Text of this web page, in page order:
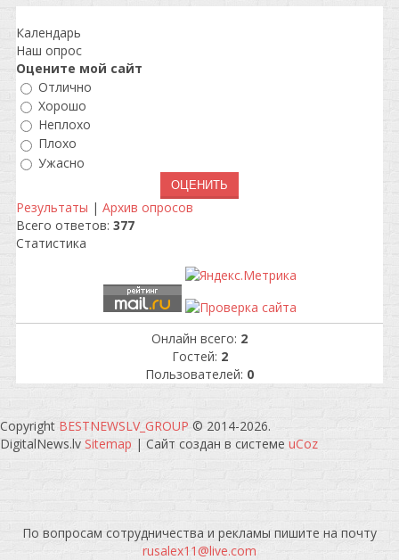
Календарь
Наш опрос
Оцените мой сайт
Отлично
Хорошо
Неплохо
Плохо
Ужасно
Результаты | Архив опросов
Всего ответов: 377
Статистика
Онлайн всего: 2
Гостей: 2
Пользователей: 0
Copyright BESTNEWSLV_GROUP © 2014-2026.
DigitalNews.lv Sitemap | Сайт создан в системе uCoz
По вопросам сотрудничества и рекламы пишите на почту
rusalex11@live.com